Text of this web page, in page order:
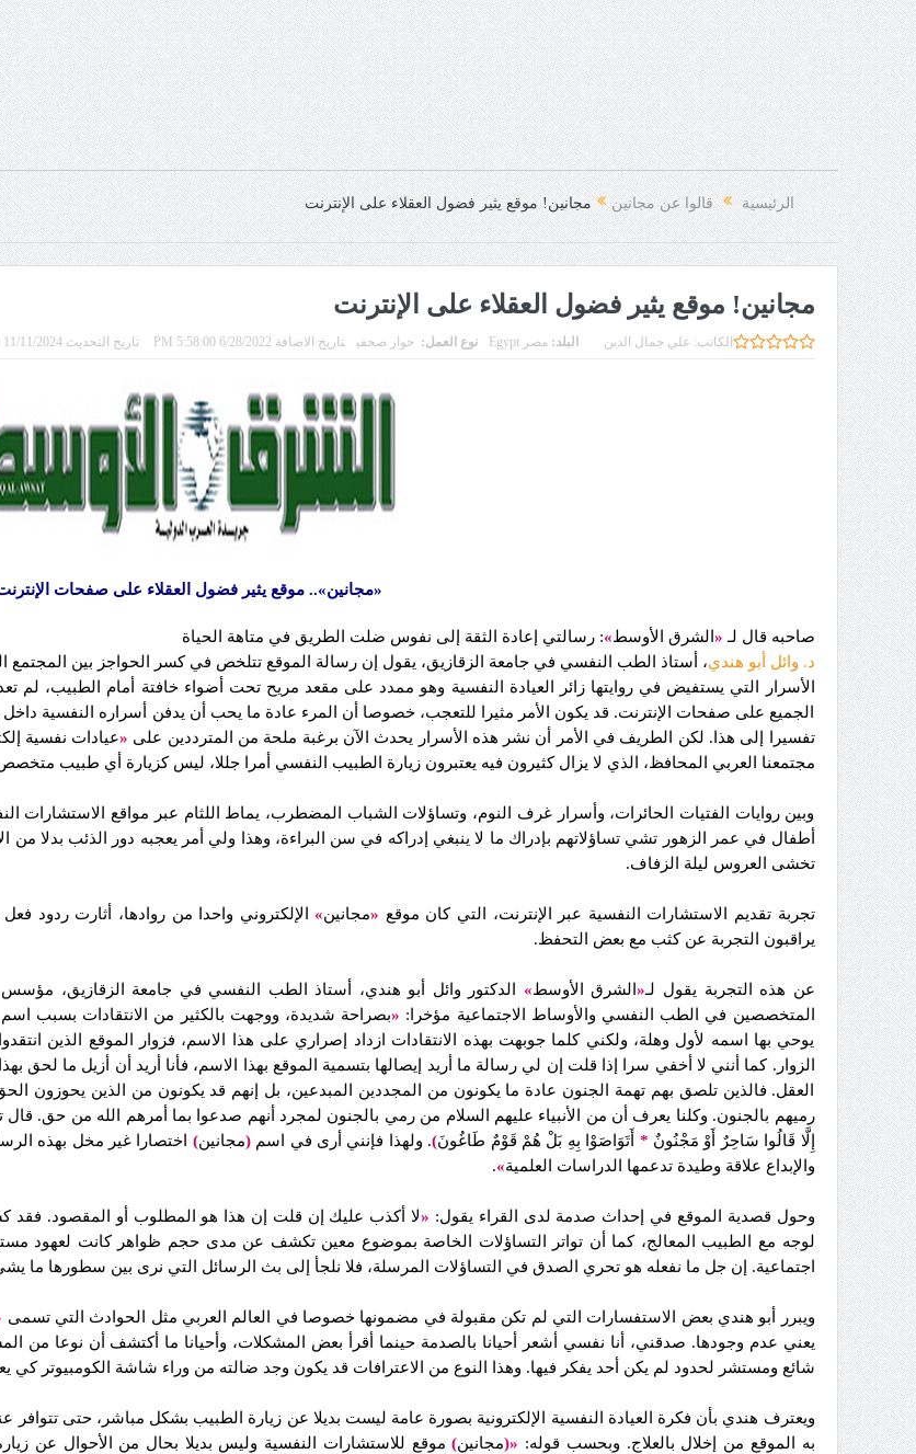
الرئيسية قالوا عن مجانين مجانين! موقع يثير فضول العقلاء على الإنترنت
مجانين! موقع يثير فضول العقلاء على الإنترنت
الكاتب: علي جمال الدين البلد: مصر Egypt نوع العمل:حوار صحفي تاريخ الاضافة 6/28/2022 5:58:00 PM تاريخ التحديث 11/11/2024 4:51:50 PM
«مجانين».. موقع يثير فضول العقلاء على صفحات
صاحبه قال لـ « الشرق الأوسط»: رسالتي إعادة الثقة إلى نفوس ضلت الطريق في متاهة الحياة
د. وائل أبو هندي، أستاذ الطب النفسي في جامعة الزقازيق، يقول إن رسالة الموقع تتلخص في كسر الحواجز بين المجتمع
الأسرار التي يستفيض في روايتها زائر العيادة النفسية وهو ممدد على مقعد مريح تحت أضواء خافتة أمام الطبيب،
الجميع على صفحات الإنترنت. قد يكون الأمر مثيرا للتعجب، خصوصا أن المرء عادة ما يحب أن يدفن أسراره النفسية داخل
تفسيرا إلى هذا. لكن الطريف في الأمر أن نشر هذه الأسرار يحدث الآن برغبة ملحة من المترددين على «عيادات نفسية
مجتمعنا العربي المحافظ، الذي لا يزال كثيرون فيه يعتبرون زيارة الطبيب النفسي أمرا جللا، ليس كزيارة أي طبيب
وبين روايات الفتيات الحائرات، وأسرار غرف النوم، وتساؤلات الشباب المضطرب، يماط اللثام عبر مواقع الاستشارات
أطفال في عمر الزهور تشي تساؤلاتهم بإدراك ما لا ينبغي إدراكه في سن البراءة، وهذا ولي أمر يعجبه دور الذئب بدلا
تخشى العروس ليلة الزفاف.
تجربة تقديم الاستشارات النفسية عبر الإنترنت، التي كان موقع «مجانين»الإلكتروني واحدا من روادها، أثارت ردود
يراقبون التجربة عن كثب مع بعض التحفظ.
عن هذه التجربة يقول لـ«الشرق الأوسط» الدكتور وائل أبو هندي، أستاذ الطب النفسي في جامعة الزقازيق، مؤسس
المتخصصين في الطب النفسي والأوساط الاجتماعية مؤخرا: «بصراحة شديدة، ووجهت بالكثير من الانتقادات بسبب اسم
يوحي بها اسمه لأول وهلة، ولكني كلما جوبهت بهذه الانتقادات ازداد إصراري على هذا الاسم، فزوار الموقع الذين
الزوار. كما أنني لا أخفي سرا إذا قلت إن لي رسالة ما أريد إيصالها بتسمية الموقع بهذا الاسم، فأنا أريد أن أزيل ما
العقل. فالذين تلصق بهم تهمة الجنون عادة ما يكونون من المجددين المبدعين، بل إنهم قد يكونون من الذين
رميهم بالجنون. وكلنا يعرف أن من الأنبياء عليهم السلام من رمي بالجنون لمجرد أنهم صدعوا بما أمرهم الله من حق.
إِلَّا قَالُوا سَاحِرٌ أَوْ مَجْنُونٌ * أَتَوَاصَوْا بِهِ بَلْ هُمْ قَوْمٌ طَاغُونَ). ولهذا فإنني أرى في اسم(مجانين) اختصارا غير مخل بهذه
والإبداع علاقة وطيدة تدعمها الدراسات العلمية»
.
وحول قصدية الموقع في إحداث صدمة لدى القراء يقول: «لا أكذب عليك إن قلت إن هذا هو المطلوب أو المقصود. فقد
لوجه مع الطبيب المعالج، كما أن تواتر التساؤلات الخاصة بموضوع معين تكشف عن مدى حجم ظواهر كانت لعهود
اجتماعية. إن جل ما نفعله هو تحري الصدق في التساؤلات المرسلة، فلا نلجأ إلى بث الرسائل التي نرى بين سطورها ما يشي
ويبرر أبو هندي بعض الاستفسارات التي لم تكن مقبولة في مضمونها خصوصا في العالم العربي مثل الحوادث التي تسمى
يعني عدم وجودها. صدقني، أنا نفسي أشعر أحيانا بالصدمة حينما أقرأ بعض المشكلات، وأحيانا ما أكتشف أن نوعا من
شائع ومستشر لحدود لم يكن أحد يفكر فيها. وهذا النوع من الاعترافات قد يكون وجد ضالته من وراء شاشة الكومبيوتر كي
ويعترف هندي بأن فكرة العيادة النفسية الإلكترونية بصورة عامة ليست بديلا عن زيارة الطبيب بشكل مباشر، حتى
به الموقع من إخلال بالعلاج. وبحسب قوله: «(مجانين)موقع للاستشارات النفسية وليس بديلا بحال من الأحوال عن